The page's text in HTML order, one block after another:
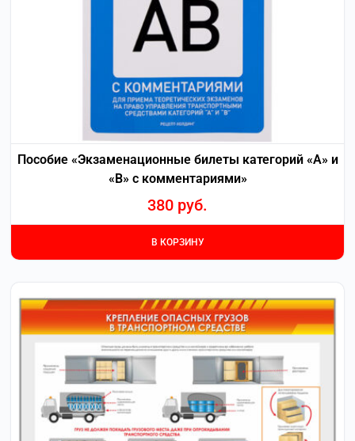
Пособие «Экзаменационные билеты категорий «А» и
«В» с комментариями»
380 руб.
В КОРЗИНУ